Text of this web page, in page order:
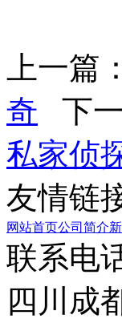
上一篇：
奇
下
私家侦
友情链
网站首页公司简介
联系电
四川成